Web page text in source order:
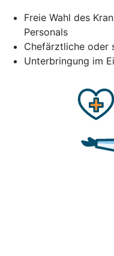
Freie Wahl des
Personals
Chefärztliche oder
Unterbringung im